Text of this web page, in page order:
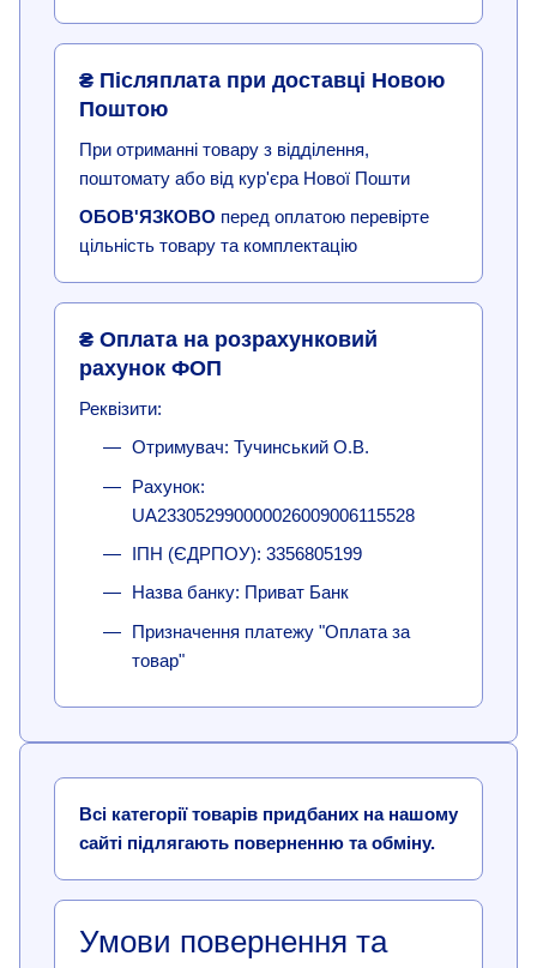
₴ Післяплата при доставці Новою
Поштою
При отриманні товару з відділення,
поштомату або від кур'єра Нової Пошти
ОБОВ'ЯЗКОВО перед оплатою перевірте
цільність товару та комплектацію
₴ Оплата на розрахунковий
рахунок ФОП
Реквізити:
Отримувач: Тучинський О.В.
Рахунок:
UA233052990000026009006115528
ІПН (ЄДРПОУ): 3356805199
Назва банку: Приват Банк
Призначення платежу "Оплата за
товар"
Всі категорії товарів придбаних на нашому
сайті підлягають поверненню та обміну.
Умови повернення та